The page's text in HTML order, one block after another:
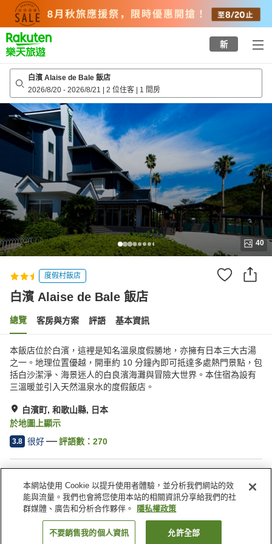
top
page
新
白濱 Alaise de Bale 飯店
2026/8/20 - 2026/8/21 | 2 位住客 | 1 間房
40
度假村飯店
白濱 Alaise de Bale 飯店
總覽 客房與方案 評語 基本資訊
本飯店位於白濱，這裡是知名溫泉度假勝地，亦擁有日本三大古湯
之一。地理位置優越，開車約 10 分鐘內即可抵達多處熱門景點，包
括白沙潔淨、海景迷人的白良濱海灘與冒險大世界。本住宿為設有
三溫暖並引入天然溫泉水的度假飯店。
白濱町, 和歌山縣, 日本
於地圖上顯示
3.8 很好 評語數： 270
無線網路
館內有溫泉
三溫暖
餐廳
日本 和歌山縣 白濱町 白濱 Alaise de Bale 飯店
找客房
本網站使用 Cookie 以提升使用者體驗，並分析我們網站的效
能與流量。我們也會將您使用本站的相關資訊分享給我們的社
群媒體、廣告和分析合作夥伴。
隱私權政策
不要銷售我的個人資訊 允許全部